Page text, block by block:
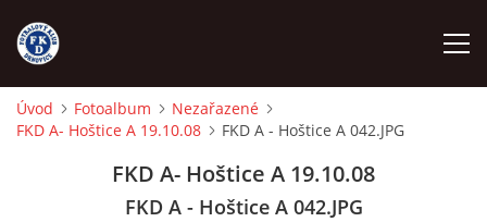
ÚVOD
Úvod Fotoalbum
Nezařazené
FKD A- Hoštice A 19.10.08
FKD A - Hoštice A 042.JPG
FKD A- Hoštice A 19.10.08
FKD A - Hoštice A 042.JPG